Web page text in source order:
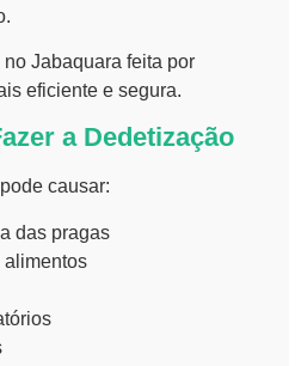
Jabaquara feita por
eficiente e segura.
a Dedetização
causar:
das pragas
alimentos